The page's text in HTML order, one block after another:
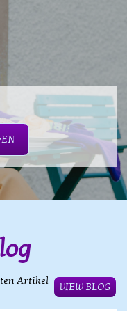
Artikel
VIEW BLOG